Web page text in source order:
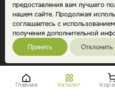
предоставления вам лучшего
нашем сайте. Продолжая
соглашаетесь с
получения дополнительной
Принять Отклонить
Главная Каталог